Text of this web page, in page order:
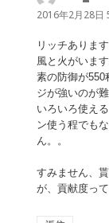
り:
2016年2月28日
リッチありま
風と火がいま
素の防御が550
ジが強いのが
いろいろ使え
ン使う程でも
ん。。
すみません、
が、貢献度っ